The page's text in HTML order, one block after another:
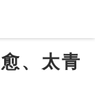
、太青